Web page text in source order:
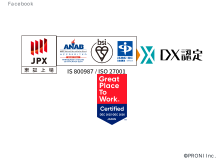
Facebook
©PRONI Inc.